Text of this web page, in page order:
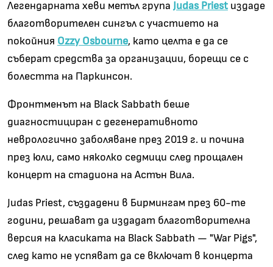
Легендарната хеви метъл група Judas Priest издаде
благотворителен сингъл с участието на
покойния Ozzy Osbourne, като целта е да се
съберат средства за организации, борещи се с
болестта на Паркинсон.
Фронтменът на Black Sabbath беше
диагностициран с дегенеративното
неврологично заболяване през 2019 г. и почина
през юли, само няколко седмици след прощален
концерт на стадиона на Астън Вила.
Judas Priest, създадени в Бирмингам през 60-те
години, решават да издадат благотворителна
версия на класиката на Black Sabbath — "War Pigs",
след като не успяват да се включат в концерта